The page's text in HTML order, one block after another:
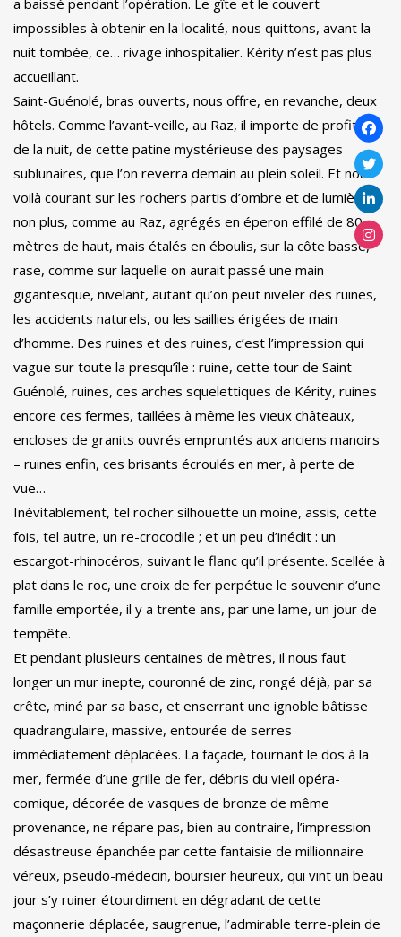
impossibles à obtenir en la localité, nous quittons, avant la
nuit tombée, ce… rivage inhospitalier. Kérity n’est pas plus
accueillant.
Saint-Guénolé, bras ouverts, nous offre, en revanche, deux
hôtels. Comme l’avant-veille, au Raz, il importe de profiter
de la nuit, de cette patine mystérieuse des paysages
sublunaires, que l’on reverra demain au plein soleil. Et nous
voilà courant sur les rochers partis d’ombre et de lumière,
non plus, comme au Raz, agrégés en éperon effilé de 80
mètres de haut, mais étalés en éboulis, sur la côte basse,
rase, comme sur laquelle on aurait passé une main
gigantesque, nivelant, autant qu’on peut niveler des ruines,
les accidents naturels, ou les saillies érigées de main
d’homme. Des ruines et des ruines, c’est l’impression qui
vague sur toute la presqu’île : ruine, cette tour de Saint-
Guénolé, ruines, ces arches squelettiques de Kérity, ruines
encore ces fermes, taillées à même les vieux châteaux,
encloses de granits ouvrés empruntés aux anciens manoirs
– ruines enfin, ces brisants écroulés en mer, à perte de
vue…
Inévitablement, tel rocher silhouette un moine, assis, cette
fois, tel autre, un re-crocodile ; et un peu d’inédit : un
escargot-rhinocéros, suivant le flanc qu’il présente. Scellée à
plat dans le roc, une croix de fer perpétue le souvenir d’une
famille emportée, il y a trente ans, par une lame, un jour de
tempête.
Et pendant plusieurs centaines de mètres, il nous faut
longer un mur inepte, couronné de zinc, rongé déjà, par sa
crête, miné par sa base, et enserrant une ignoble bâtisse
quadrangulaire, massive, entourée de serres
immédiatement déplacées. La façade, tournant le dos à la
mer, fermée d’une grille de fer, débris du vieil opéra-
comique, décorée de vasques de bronze de même
provenance, ne répare pas, bien au contraire, l’impression
désastreuse épanchée par cette fantaisie de millionnaire
véreux, pseudo-médecin, boursier heureux, qui vint un beau
jour s’y ruiner étourdiment en dégradant de cette
maçonnerie déplacée, saugrenue, l’admirable terre-plein de